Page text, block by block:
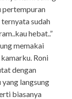
pertempuran
sudah
hebat..”
memakai
Roni
dengan
langsung
biasanya